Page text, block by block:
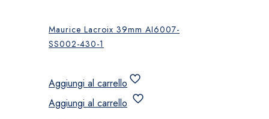
Maurice Lacroix 39mm AI6007-
SS002-430-1
Aggiungi al carrello
Aggiungi al carrello